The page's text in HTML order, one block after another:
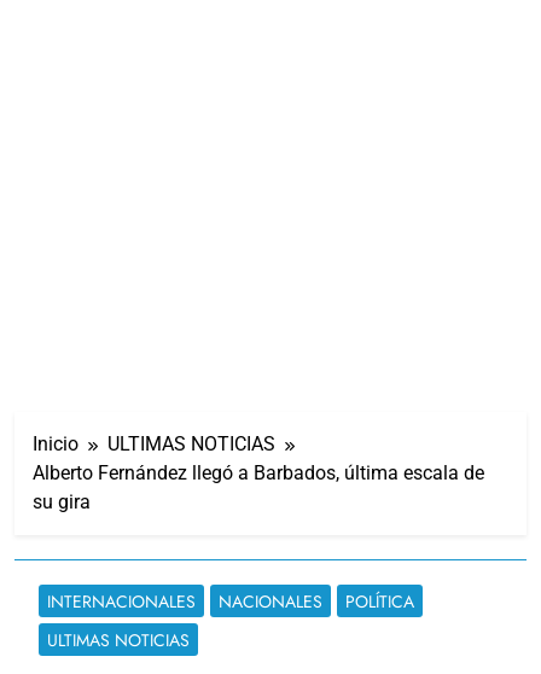
Inicio
ULTIMAS NOTICIAS
Alberto Fernández llegó a Barbados, última escala de
su gira
INTERNACIONALES NACIONALES
POLÍTICA
ULTIMAS NOTICIAS